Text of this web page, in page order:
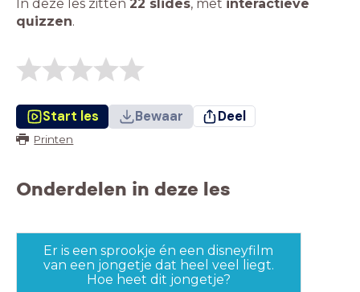
In deze les zitten 22 slides, met interactieve
quizzen.
Start les Bewaar Deel
Printen
Onderdelen in deze les
Er is een sprookje én een disneyfilm
van een jongetje dat heel veel liegt.
Hoe heet dit jongetje?